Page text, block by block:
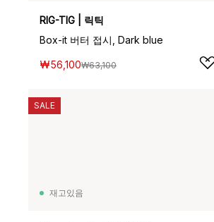
RIG-TIG | 릭틱
Box-it 버터 접시, Dark blue
₩56,100₩63,100
재고있음
SALE